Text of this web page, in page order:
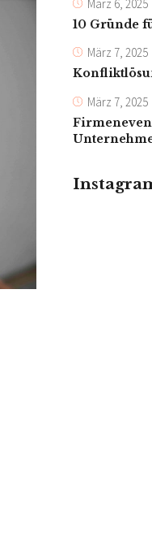
März 6, 2025
10 Gründe
März 7, 2025
März 7, 2025